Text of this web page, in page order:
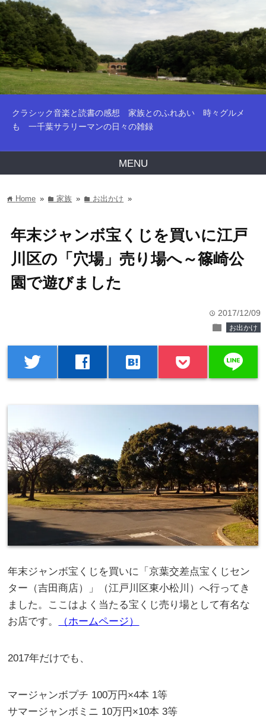
クラシック音楽と読書の感想 家族とのふれあい 時々グルメ
も 一千葉サラリーマンの日々の雑録
MENU
home Home » folder家族 » folder お出かけ »
年末ジャンボ宝くじを買いに江戸
川区の「穴場」売り場へ～篠崎公
園で遊びました
time 2017/12/09
folder お出かけ
twitter facebook hatenabookmark line
年末ジャンボ宝くじを買いに「京葉交差点宝くじセン
ター（吉田商店）」（江戸川区東小松川）へ行ってき
ました。ここはよく当たる宝くじ売り場として有名な
お店です。
（ホームページ）
2017年だけでも、
マージャンボプチ 100万円×4本 1等
サマージャンボミニ 10万円×10本 3等